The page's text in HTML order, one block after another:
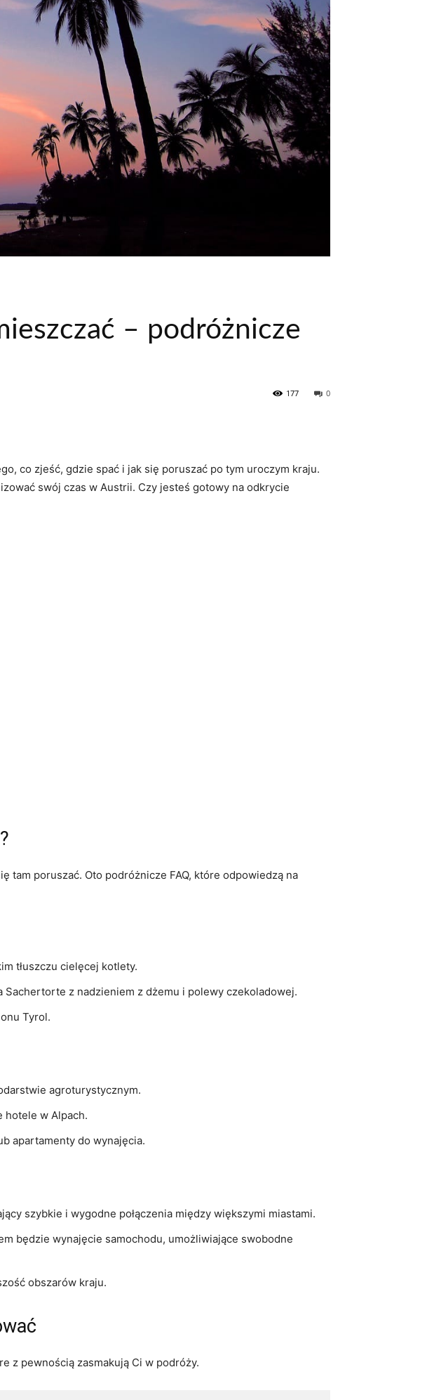
– podróżnicze
0
177
co zjeść,‌ gdzie spać i‌ jak się poruszać po tym uroczym kraju.
swój czas w Austrii. Czy jesteś⁣ gotowy na odkrycie
⁤tam poruszać. Oto podróżnicze FAQ,⁣ które odpowiedzą‍ na
‍tłuszczu cielęcej kotlety.
Sachertorte z nadzieniem z dżemu⁢ i polewy czekoladowej.
Tyrol.
agroturystycznym.
hotele w Alpach.
apartamenty do wynajęcia.
szybkie i wygodne połączenia między większymi miastami.
będzie wynajęcie samochodu, umożliwiające swobodne
obszarów kraju.
z pewnością zasmakują Ci w‍ podróży.